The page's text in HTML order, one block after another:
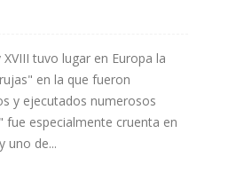
tuvo lugar en Europa la
en la que fueron
y ejecutados numerosos
fue especialmente cruenta en
uno de...